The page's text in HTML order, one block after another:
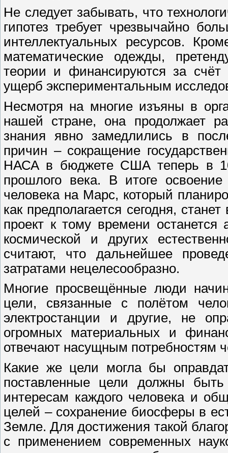
Не следует забывать, что
гипотез требует чрезвычайно
интеллектуальных ресурсов.
математические одежды,
теории и финансируются за
ущерб экспериментальным
Несмотря на многие изъяны в
нашей стране, она продолжает
знания явно замедлились в
причин – сокращение
НАСА в бюджете США теперь в
прошлого века. В итоге
человека на Марс, который
как предполагается сегодня,
проект к тому времени
космической и других
считают, что дальнейшее
затратами нецелесообразно.
Многие просвещённые люди
цели, связанные с полётом
электростанции и другие, не
огромных материальных и
отвечают насущным потребностям
Какие же цели могла бы
поставленные цели должны
интересам каждого человека и
целей – сохранение биосферы в
Земле. Для достижения такой
с применением современных